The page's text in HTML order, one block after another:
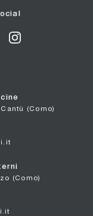
(Como)
(Como)